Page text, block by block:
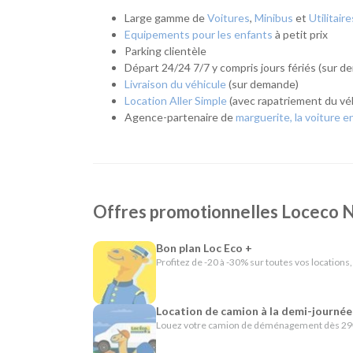
Citadines et compactes pour les
Routières, SUV et monospaces pour les
Minibus pour voyager en groupe.
Utilitaires de différentes capacités pour un
L'esprit Loc Eco
En résumé - Location de voiture à Nantes Cardo
Lieu de prise en charge : Nantes
Agences de location à proximité :Saint-
Catégories de voitures :
Catégories d'utilitaires :
chantier
Large gamme deVoitures, Minibus et
Equipements pour les enfants à petit prix
Parking clientèle
Départ 24/24 7/7 y compris jours fériés (sur
Livraison du véhicule(sur demande)
Location Aller Simple(avec rapatriement du
Agence-partenaire demarguerite, la voiture
Offres promotionnelles Loceco
Bon plan Loc Eco +
Profitez de -20 à -30% sur toutes vos
Location de camion à la demi-journée
Louez votre camion de déménagement dès